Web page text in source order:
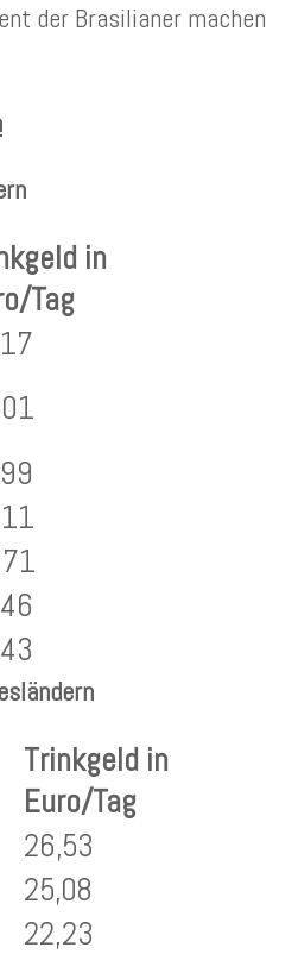
der Brasilianer machen
in
Tag
Trinkgeld in
Euro/Tag
26,53
25,08
22,23